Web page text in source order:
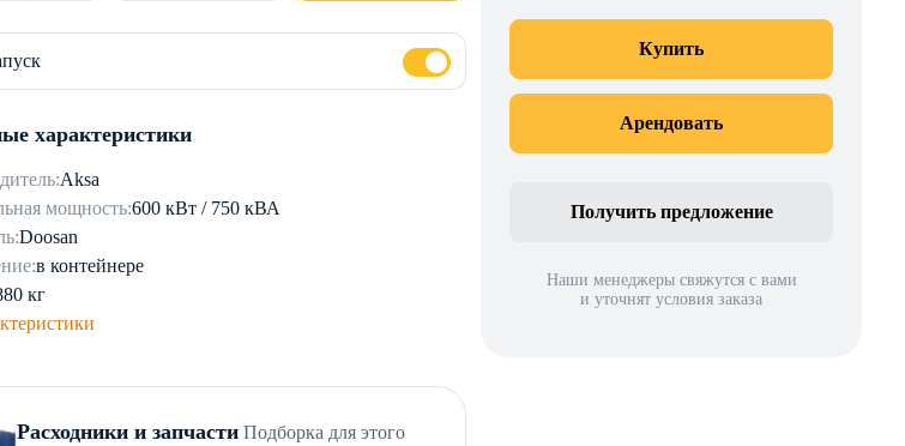
характеристики
Aksa
мощность:600 кВт / 750 кВА
Doosan
в контейнере
кг
Расходники и запчасти Подборка для этого
Купить
Арендовать
Получить предложение
Наши менеджеры свяжутся с вами
и уточнят условия заказа